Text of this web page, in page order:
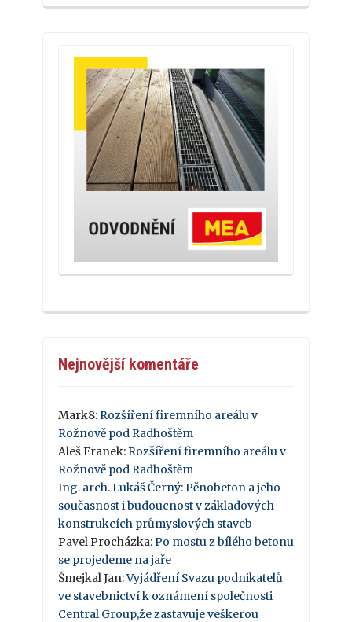
Nejnovější komentáře
Mark8: Rozšíření firemního areálu v
Rožnově pod Radhoštěm
Aleš Franek: Rozšíření firemního areálu v
Rožnově pod Radhoštěm
Ing. arch. Lukáš Černý: Pěnobeton a jeho
současnost i budoucnost v základových
konstrukcích průmyslových staveb
Pavel Procházka: Po mostu z bílého betonu
se projedeme na jaře
Šmejkal Jan:Vyjádření Svazu podnikatelů
ve stavebnictví k oznámení společnosti
Central Group,že zastavuje veškerou